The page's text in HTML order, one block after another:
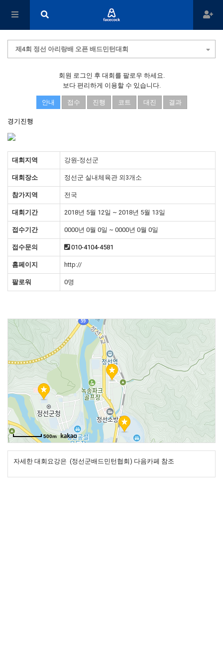
제4회 정선 아리랑배 오픈 배드민턴대회
회원 로그인 후 대회를 팔로우 하세요.
보다 편리하게 이용할 수 있습니다.
안내 접수 진행 코트 대진 결과
경기진행
대회지역 강원-정선군
대회장소 정선군 실내체육관 외3개소
참가지역 전국
대회기간 2018년 5월 12일 ~ 2018년 5월 13일
접수기간 0000년 0월 0일 ~ 0000년 0월 0일
접수문의 010-4104-4581
홈페이지 http://
팔로워 0명
500m
자세한 대회요강은 (정선군배드민턴협회) 다음카페 참조